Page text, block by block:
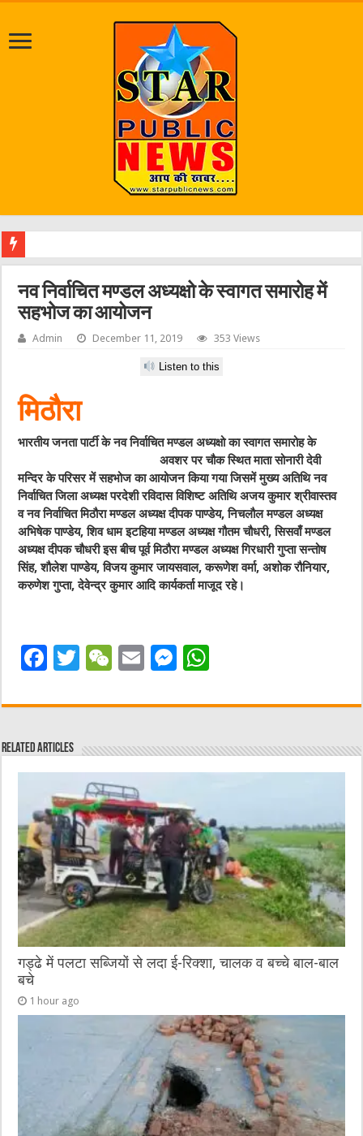
नव निर्वाचित मण्डल अध्यक्षो के स्वागत समारोह में
सहभोज का आयोजन
Admin December 11, 2019 353 Views
Listen to this
मिठौरा
भारतीय जनता पार्टी के नव निर्वाचित मण्डल अध्यक्षो कास्वागत समारोह के
अवशर पर चौक स्थित माता सोनारी देवी
मन्दिर के परिसर में सहभोज का आयोजन किया गया जिसमें मुख्य अतिथि नव
निर्वाचित जिला अध्यक्ष परदेशी रविदास विशिष्ट अतिथि अजय कुमार श्रीवास्तव
व नव निर्वाचित मिठौरा मण्डल अध्यक्ष दीपक पाण्डेय, निचलौल मण्डल अध्यक्ष
अभिषेक पाण्डेय, शिव धाम इटहिया मण्डल अध्यक्ष गौतम चौधरी, सिसवाँ मण्डल
अध्यक्ष दीपक चौधरी इस बीच पूर्व मिठौरा मण्डल अध्यक्ष गिरधारी गुप्ता सन्तोष
सिंह, शौलेश पाण्डेय, विजय कुमार जायसवाल, करूणेश वर्मा, अशोक रौनियार,
करुणेश गुप्ता, देवेन्द्र कुमार आदि कार्यकर्ता माजूद रहे।
F
c
e
b
o
o
k
T
it
r
W
C
at
E
ai
M
ss
n
er
at
A
p
Related Articles
गड्ढे में पलटा सब्जियों से लदा ई-रिक्शा, चालक व बच्चे बाल-बाल
बचे
1 hour ago